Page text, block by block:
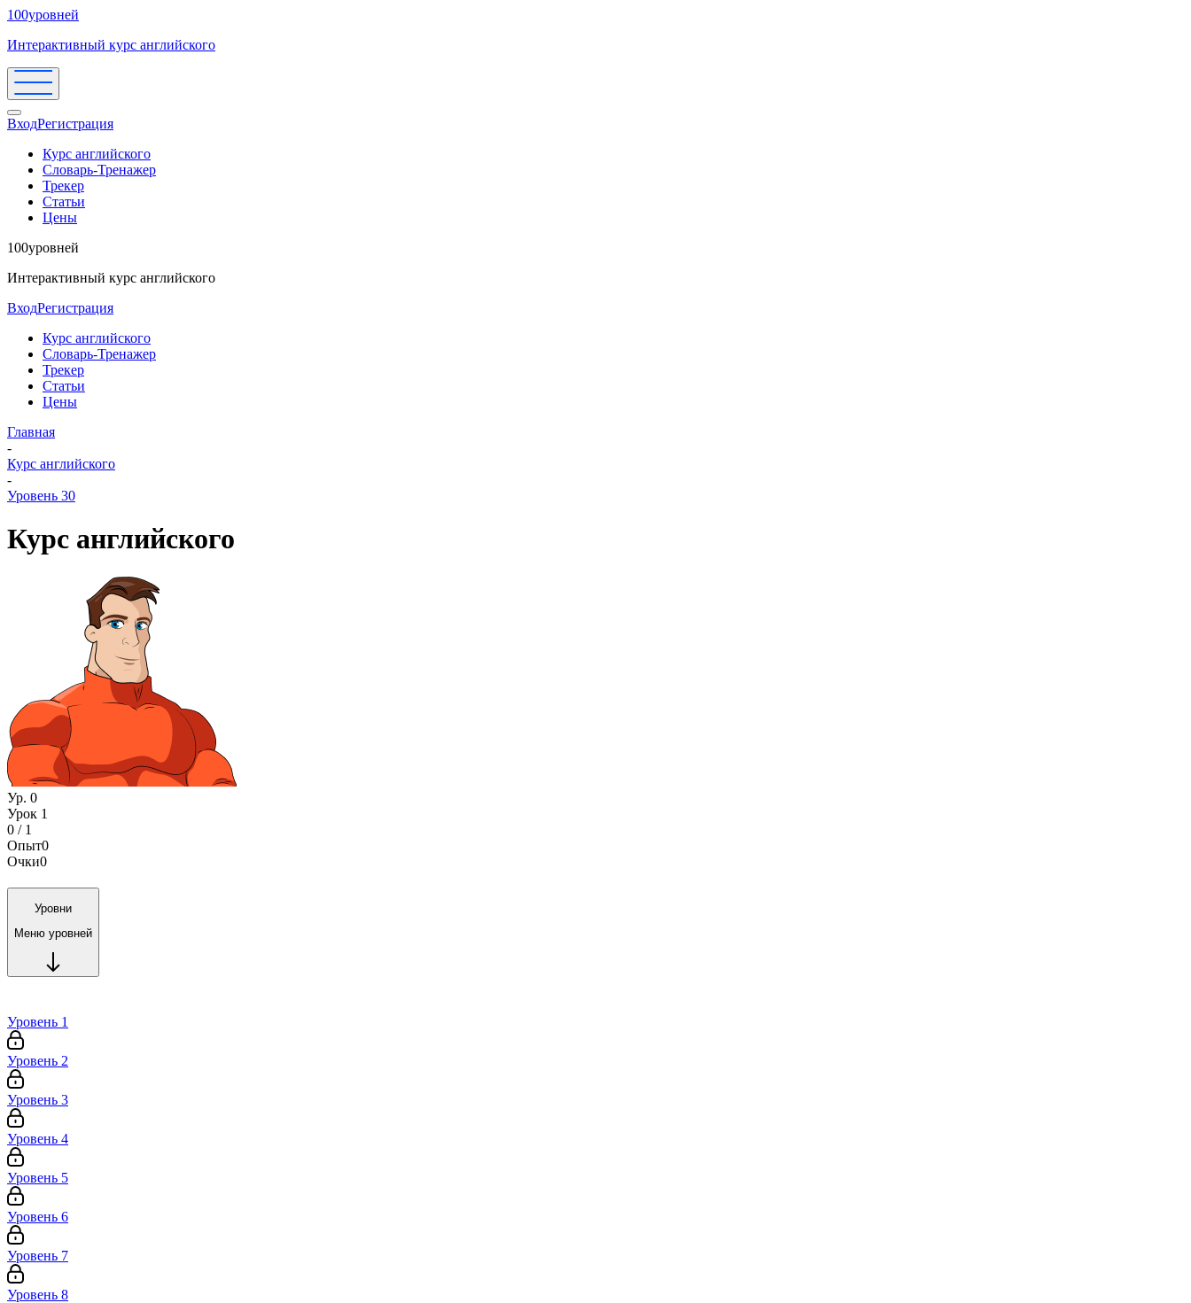
100уровней
Интерактивный курс английского
ВходРегистрация
Курс английского
Словарь-Тренажер
Трекер
Статьи
Цены
100уровней
Интерактивный курс английского
ВходРегистрация
Курс английского
Словарь-Тренажер
Трекер
Статьи
Цены
Главная
-
Курс английского
-
Уровень 30
Курс английского
Ур. 0
Урок 1
0 / 1
Опыт0
Очки0
Уровни
Меню уровней
Уровень 1
Уровень 2
Уровень 3
Уровень 4
Уровень 5
Уровень 6
Уровень 7
Уровень 8